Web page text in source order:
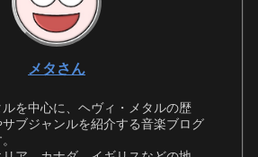
メタさん
を中心に、ヘヴィ・メタルの歴
ブジャンルを紹介する音楽ブログ